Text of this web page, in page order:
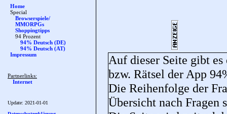
Home
Special
Browserspiele/
MMORPGs
Shoppingtipps
94 Prozent
94% Deutsch (DE)
94% Deutsch (AT)
Impressum
Partnerlinks:
Internet
Update: 2021-01-01
Auf dieser Seite gibt
bzw. Rätsel der App
Die Reihenfolge der
Übersicht nach Fragen